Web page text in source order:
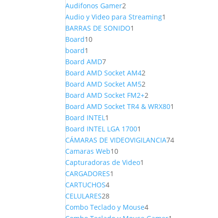
productos
Audifonos Gamer2
productos
Audio y Video para Streaming1
BARRAS DE SONIDO1
Board1010
board1
producto
Board AMD77
productos
Board AMD Socket AM42
Board AMD Socket AM52
productos
Board AMD Socket FM2+2
productos
Board AMD Socket TR4 & WRX801
Board INTEL1
producto
Board INTEL LGA 17001
producto
CÁMARAS DE VIDEOVIGILANCIA7474
Camaras Web1010
productos
Capturadoras de Video1
CARGADORES1
CARTUCHOS44
productos
CELULARES2828
productos
Combo Teclado y Mouse44